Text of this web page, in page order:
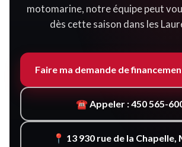
motomarine, notre équipe peut
dès cette saison dans les
Faire ma demande de
☎ Appeler : 450 565-
📍 13 930 rue de la Chapelle,